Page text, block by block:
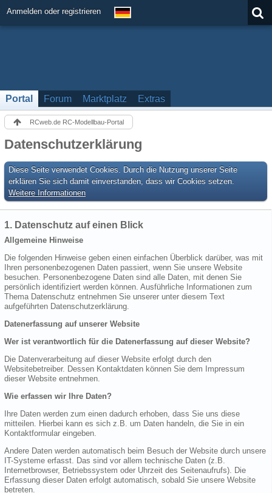
Anmelden oder registrieren
Portal Forum Marktplatz Extras
RCweb.de RC-Modellbau-Portal
Datenschutzerklärung
Diese Seite verwendet Cookies. Durch die Nutzung unserer Seite
erklären Sie sich damit einverstanden, dass wir Cookies setzen.
Weitere Informationen
1. Datenschutz auf einen Blick
Allgemeine Hinweise
Die folgenden Hinweise geben einen einfachen Überblick darüber, was mit
Ihren personenbezogenen Daten passiert, wenn Sie unsere Website
besuchen. Personenbezogene Daten sind alle Daten, mit denen Sie
persönlich identifiziert werden können. Ausführliche Informationen zum
Thema Datenschutz entnehmen Sie unserer unter diesem Text
aufgeführten Datenschutzerklärung.
Datenerfassung auf unserer Website
Wer ist verantwortlich für die Datenerfassung auf dieser Website?
Die Datenverarbeitung auf dieser Website erfolgt durch den
Websitebetreiber. Dessen Kontaktdaten können Sie dem Impressum
dieser Website entnehmen.
Wie erfassen wir Ihre Daten?
Ihre Daten werden zum einen dadurch erhoben, dass Sie uns diese
mitteilen. Hierbei kann es sich z.B. um Daten handeln, die Sie in ein
Kontaktformular eingeben.
Andere Daten werden automatisch beim Besuch der Website durch unsere
IT-Systeme erfasst. Das sind vor allem technische Daten (z.B.
Internetbrowser, Betriebssystem oder Uhrzeit des Seitenaufrufs). Die
Erfassung dieser Daten erfolgt automatisch, sobald Sie unsere Website
betreten.